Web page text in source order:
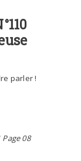
parler !
Page 08